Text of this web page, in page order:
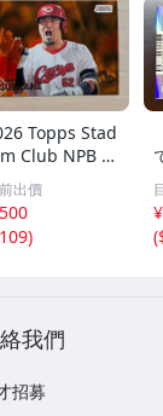
Topps Stad
Club NPB 広
東洋カープ 末
大 25枚限定
レル
出價
)
(
我們
招募